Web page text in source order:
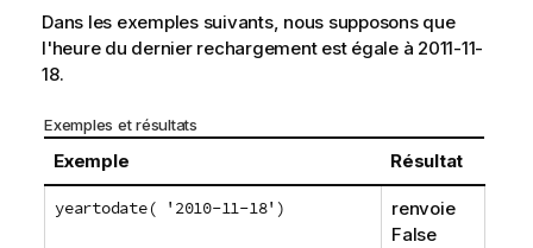
Dans les exemples suivants, nous supposons que
l'heure du dernier rechargement est égale à 2011-11-
18.
Exemples et résultats
Exemple Résultat
yeartodate( '2010-11-18')
renvoie
False